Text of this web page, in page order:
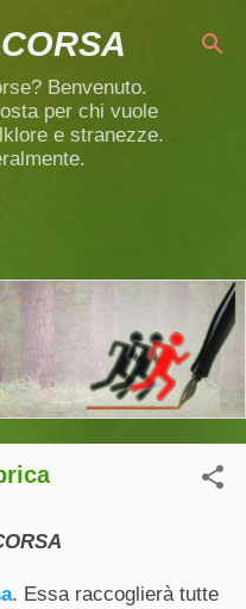
principali
Benvenuto.
per chi vuole
e stranezze.
. Essa raccoglierà tutte